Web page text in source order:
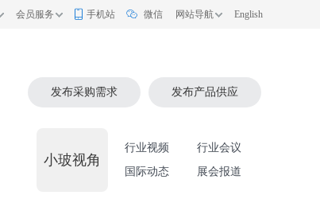
会员服务 手机站 微信 网站导航 English
发布采购需求 发布产品供应
小玻视角
行业视频
行业会议
国际动态
展会报道